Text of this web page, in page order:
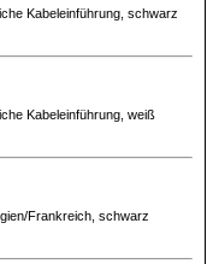
Kabeleinführung, schwarz
Kabeleinführung, weiß
Frankreich, schwarz